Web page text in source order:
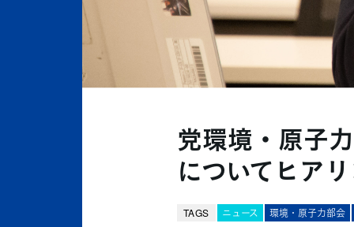
党環境・原子
についてヒア
TAGS ニュース 環境・原子力部会